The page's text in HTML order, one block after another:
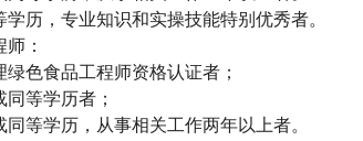
学历，专业知识和实操技能特别优秀者。
师 ：
绿色食品工程师资格认证者；
等学历者；
同等学历，从事相关工作两年以上者。